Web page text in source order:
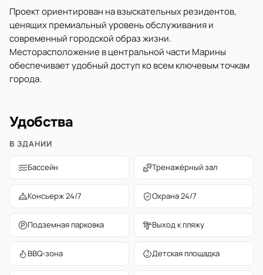
Проект ориентирован на взыскательных резидентов,
ценящих премиальный уровень обслуживания и
современный городской образ жизни.
Месторасположение в центральной части Марины
обеспечивает удобный доступ ко всем ключевым точкам
города.
Удобства
В ЗДАНИИ
Бассейн Тренажёрный зал
Консьерж 24/7 Охрана 24/7
Подземная парковка Выход к пляжу
BBQ-зона Детская площадка